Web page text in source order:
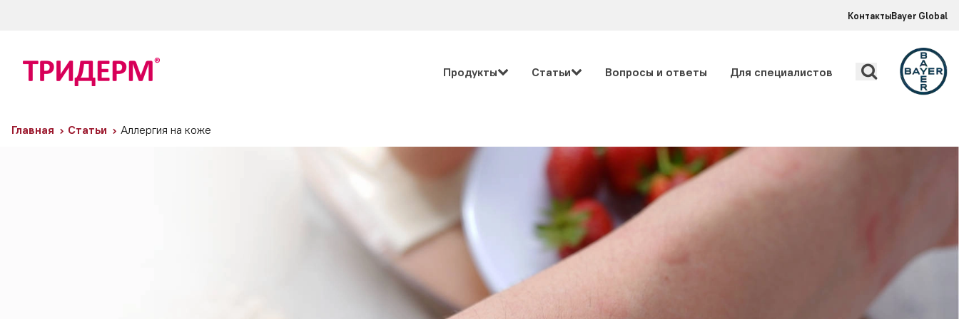
КонтактыBayer Global
Продукты Статьи Вопросы и ответы Для специалистов
Главная Статьи Аллергия на коже